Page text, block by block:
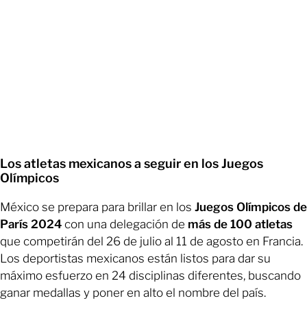
Los atletas mexicanos a seguir en los Juegos
Olímpicos
México se prepara para brillar en los Juegos Olímpicos de
París 2024 con una delegación de más de 100 atletas
que competirán del 26 de julio al 11 de agosto en Francia.
Los deportistas mexicanos están listos para dar su
máximo esfuerzo en 24 disciplinas diferentes, buscando
ganar medallas y poner en alto el nombre del país.